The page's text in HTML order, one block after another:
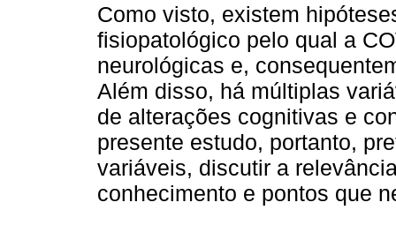
Como visto, existem
fisiopatológico pelo qual a
neurológicas e,
Além disso, há múltiplas
de alterações cognitivas e
presente estudo, portanto,
variáveis, discutir a
conhecimento e pontos que